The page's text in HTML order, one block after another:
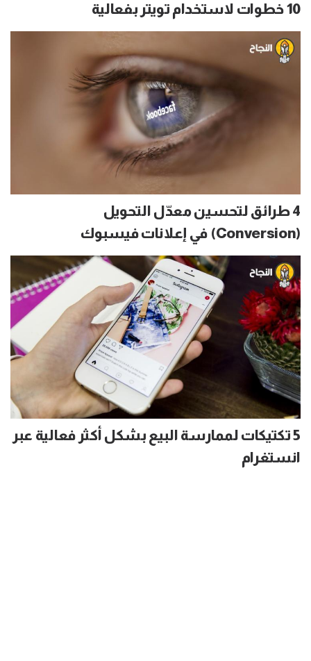
10 خطوات لاستخدام تويتر بفعالية
4 طرائق لتحسين معدّل التحويل
(Conversion) في إعلانات فيسبوك
5 تكتيكات لممارسة البيع بشكل أكثر فعالية عبر
انستغرام